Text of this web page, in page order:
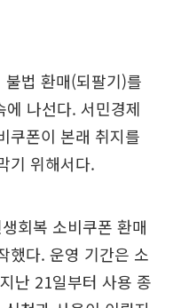
법 환매(되팔기)를
나선다. 서민경제
쿠폰이 본래 취지를
기 위해서다.
회복 소비쿠폰 환매
했다. 운영 기간은 소
난 21일부터 사용 종